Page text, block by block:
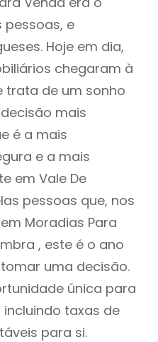
e
Hoje em dia,
chegaram à
trata de um sonho
mais
é a mais
e a mais
em Vale De
pessoas que, nos
Moradias Para
, este é o ano
uma decisão.
única para
incluindo taxas de
para si.